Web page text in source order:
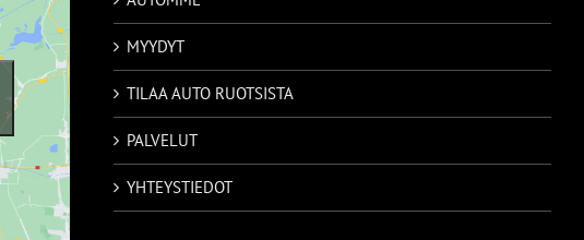
MYYDYT
TILAA AUTO RUOTSISTA
PALVELUT
YHTEYSTIEDOT